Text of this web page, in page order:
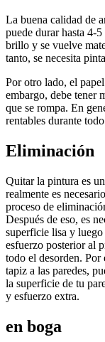
La buena calidad de
puede durar hasta 4-
brillo y se vuelve
tanto, se necesita
Por otro lado, el
embargo, debe tener
que se rompa. En
rentables durante
Eliminación
Quitar la pintura es
realmente es
proceso de
Después de eso, es
superficie lisa y
esfuerzo posterior al
todo el desorden. Por
tapiz a las paredes,
la superficie de tu
y esfuerzo extra.
en boga